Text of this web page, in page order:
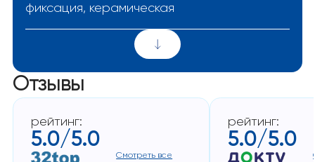
фиксация, керамическая
Отзывы
рейтинг:
5.0/5.0
Смотреть все
рейтинг:
5.0/5.0